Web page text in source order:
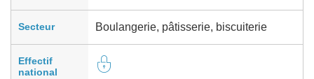
Secteur Boulangerie, pâtisserie, biscuiterie
Effectif
national